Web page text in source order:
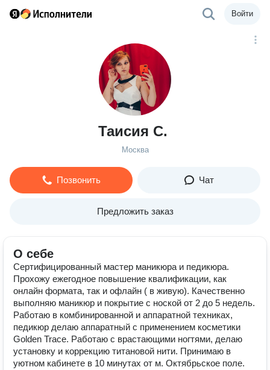
Войти
Таисия С.
Москва
Позвонить Чат
Предложить заказ
О себе
Сертифицированный мастер маникюра и педикюра.
Прохожу ежегодное повышение квалификации, как
онлайн формата, так и офлайн ( в живую). Качественно
выполняю маникюр и покрытие с ноской от 2 до 5 недель.
Работаю в комбинированной и аппаратной техниках,
педикюр делаю аппаратный с применением косметики
Golden Trace. Работаю с врастающими ногтями, делаю
установку и коррекцию титановой нити. Принимаю в
уютном кабинете в 10 минутах от м. Октябрьское поле.